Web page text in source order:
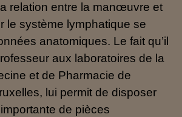
relation entre la manœuvre et
le système lymphatique se
anatomiques. Le fait qu’il
aux laboratoires de la
et de Pharmacie de
lui permit de disposer
de pièces